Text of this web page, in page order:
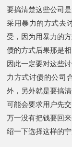
要搞清楚这些公司
采用暴力的方式去
受，因为用暴力的
债的方式后果那是
因此一定要对这些
力方式讨债的公司
外，另外就是要搞
可能会要求用户先
万一没有把钱要回
绍一下选择这样的